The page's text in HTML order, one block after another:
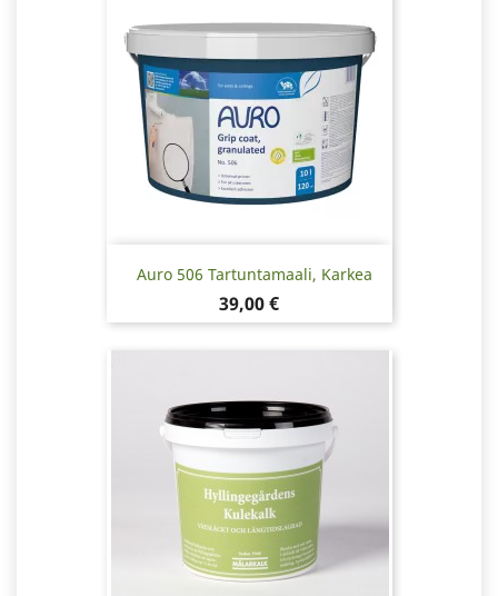
Auro 506 Tartuntamaali, Karkea
Hinta
39,00 €